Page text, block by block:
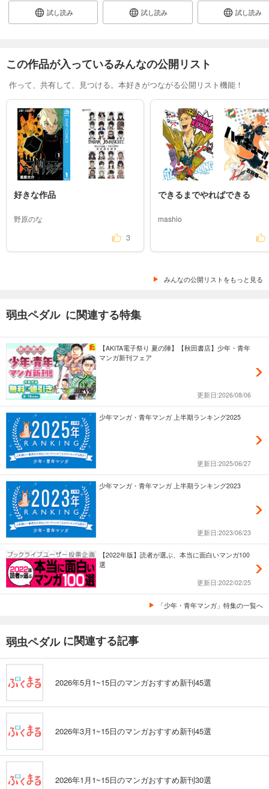
試し読み 試し読み 試し読み
この作品が入っているみんなの公開リスト
作って、共有して、見つける。本好きがつながる公開リスト機能！
好きな作品
野原のな
3
できるまでやればできる
mashio
みんなの公開リストをもっと見る
弱虫ペダル に関連する特集
【AKITA電子祭り 夏の陣】【秋田書店】少年・青年
マンガ新刊フェア
更新日:2026/08/06
少年マンガ・青年マンガ 上半期ランキング2025
更新日:2025/06/27
少年マンガ・青年マンガ 上半期ランキング2023
更新日:2023/06/23
【2022年版】読者が選ぶ、本当に面白いマンガ100
選
更新日:2022/02/25
「少年・青年マンガ」特集の一覧へ
弱虫ペダル に関連する記事
2026年5月1~15日のマンガおすすめ新刊45選
2026年3月1~15日のマンガおすすめ新刊45選
2026年1月1~15日のマンガおすすめ新刊30選